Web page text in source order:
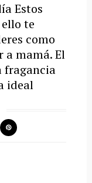
Estos
te
como
a mamá. El
fragancia
ideal